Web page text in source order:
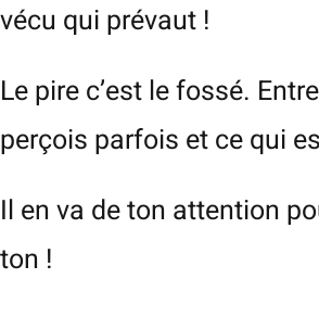
vécu qui prévaut !
Le pire c’est le fossé.
perçois parfois et ce qui
Il en va de ton attention
ton !